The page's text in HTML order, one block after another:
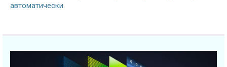
автоматически.